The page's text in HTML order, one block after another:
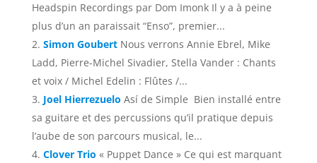
Headspin Recordings par Dom Imonk Il y a à peine
plus d’un an paraissait “Enso”, premier...
Simon Goubert Nous verrons Annie Ebrel, Mike
Ladd, Pierre-Michel Sivadier, Stella Vander : Chants
et voix / Michel Edelin : Flûtes /...
Joel Hierrezuelo Así de Simple Bien installé entre
sa guitare et des percussions qu’il pratique depuis
l’aube de son parcours musical, le...
Clover Trio « Puppet Dance » Ce qui est marquant